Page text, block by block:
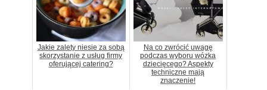
Jakie zalety niesie za sobą
skorzystanie z usług firmy
oferującej catering?
Na co zwrócić uwagę
podczas wyboru wózka
dziecięcego? Aspekty
techniczne mają
znaczenie!